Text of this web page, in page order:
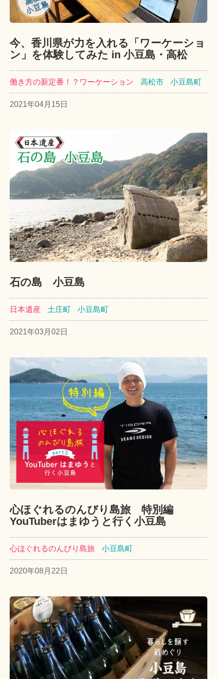
今、香川県が力を入れる「ワーケーショ
ン」を体験してみた in 小豆島・高松
働き方の新定番！？ワーケーション 高松市 小豆島町
2021年04月15日
石の島 小豆島
日本遺産 土庄町 小豆島町
2021年03月02日
心ほぐれるのんびり島旅 特別編
YouTuberはまゆうと行く小豆島
心ほぐれるのんびり島旅 小豆島町
2020年08月22日